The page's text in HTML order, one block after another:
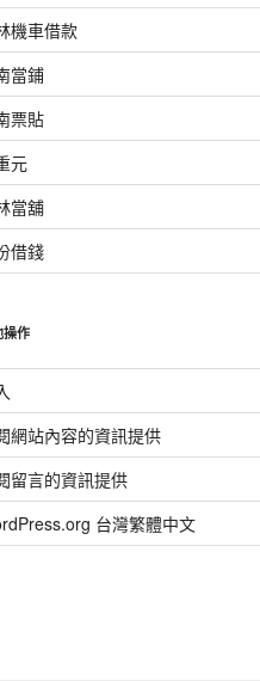
機車借款
當鋪
票貼
元
當舖
借錢
操作
網站內容的資訊提供
留言的資訊提供
台灣繁體中文